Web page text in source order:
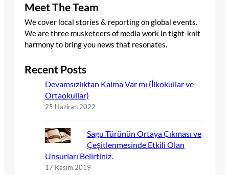
Meet The Team
We cover local stories & reporting on global events.
We are three musketeers of media work in tight-knit
harmony to bring you news that resonates.
Recent Posts
Devamsızlıktan Kalma Var mı (İlkokullar ve
Ortaokullar)
25 Haziran 2022
Sagu Türünün Ortaya Çıkması ve
Çeşitlenmesinde Etkili Olan
Unsurları Belirtiniz.
17 Kasım 2019